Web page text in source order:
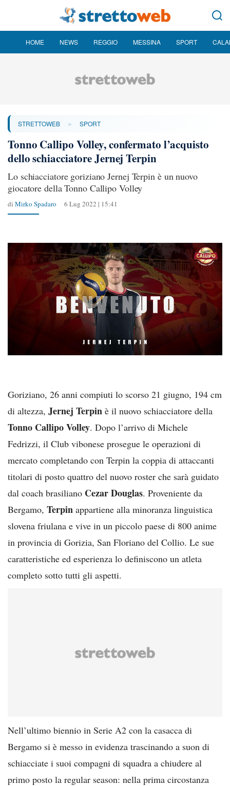
HOME NEWS REGGIO MESSINA SPORT
STRETTOWEB » SPORT
Tonno Callipo Volley, confermato l’acquisto
dello schiacciatore Jernej Terpin
Lo schiacciatore goriziano Jernej Terpin è un nuovo
giocatore della Tonno Callipo Volley
di Mirko Spadaro 6 Lug 2022 | 15:41
Goriziano, 26 anni compiuti lo scorso 21 giugno, 194 cm
di altezza, Jernej Terpin è il nuovo schiacciatore della
Tonno Callipo Volley. Dopo l’arrivo di Michele
Fedrizzi, il Club vibonese prosegue le operazioni di
mercato completando con Terpin la coppia di attaccanti
titolari di posto quattro del nuovo roster che sarà guidato
dal coach brasiliano Cezar Douglas. Proveniente da
Bergamo, Terpin appartiene alla minoranza linguistica
slovena friulana e vive in un piccolo paese di 800 anime
in provincia di Gorizia, San Floriano del Collio. Le sue
caratteristiche ed esperienza lo definiscono un atleta
completo sotto tutti gli aspetti.
Nell’ultimo biennio in Serie A2 con la casacca di
Bergamo si è messo in evidenza trascinando a suon di
schiacciate i suoi compagni di squadra a chiudere al
primo posto la regular season: nella prima circostanza